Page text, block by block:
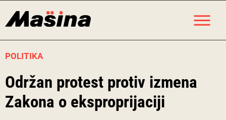
POLITIKA
Održan protest protiv izmena
Zakona o eksproprijaciji